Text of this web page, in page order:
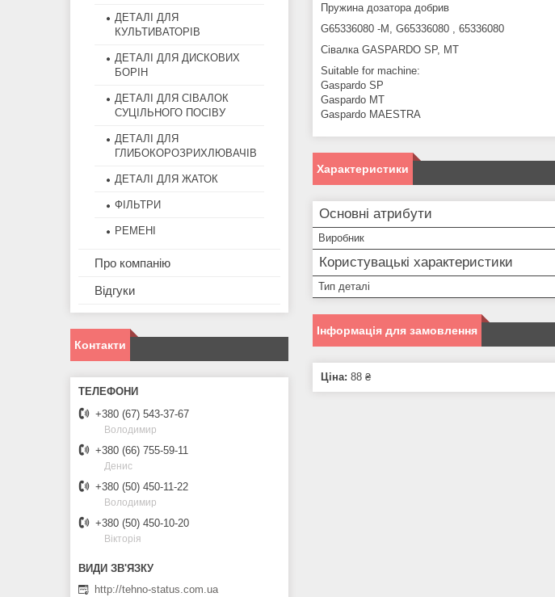
Пружина дозатора добрив
G65336080 -M, G65336080 , 65336080
Сівалка GASPARDO SP, MT
Suitable for machine:
Gaspardo SP
Gaspardo MT
Gaspardo MAESTRA
Характеристики
Основні атрибути
Виробник
Користувацькі характеристики
Тип деталі
Інформація для замовлення
Ціна: 88 ₴
ДЕТАЛІ ДЛЯ
КУЛЬТИВАТОРІВ
ДЕТАЛІ ДЛЯ ДИСКОВИХ
БОРІН
ДЕТАЛІ ДЛЯ СІВАЛОК
СУЦІЛЬНОГО ПОСІВУ
ДЕТАЛІ ДЛЯ
ГЛИБОКОРОЗРИХЛЮВАЧІВ
ДЕТАЛІ ДЛЯ ЖАТОК
ФІЛЬТРИ
РЕМЕНІ
Про компанію
Відгуки
Контакти
+380 (67) 543-37-67
Володимир
+380 (66) 755-59-11
Денис
+380 (50) 450-11-22
Володимир
+380 (50) 450-10-20
Вікторія
http://tehno-status.com.ua